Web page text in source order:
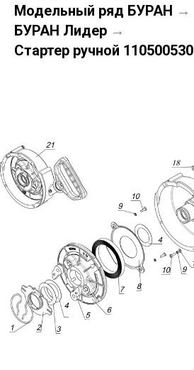
Модельный ряд БУРАН →
БУРАН Лидер →
Стартер ручной 110500530